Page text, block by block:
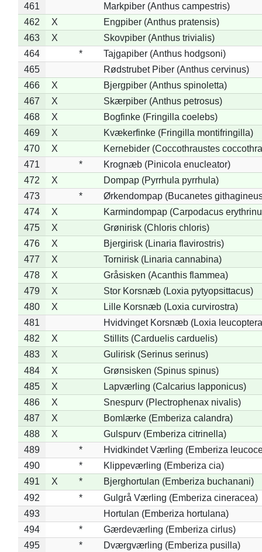
461
Markpiber (Anthus campestris)
462
X
Engpiber (Anthus pratensis)
463
X
Skovpiber (Anthus trivialis)
464
*
Tajgapiber (Anthus hodgsoni)
465
Rødstrubet Piber (Anthus cervinus)
466
X
Bjergpiber (Anthus spinoletta)
467
X
Skærpiber (Anthus petrosus)
468
X
Bogfinke (Fringilla coelebs)
469
X
Kvækerfinke (Fringilla montifringilla)
470
X
Kernebider (Coccothraustes
471
*
Krognæb (Pinicola enucleator)
472
X
Dompap (Pyrrhula pyrrhula)
473
*
Ørkendompap (Bucanetes
474
X
Karmindompap (Carpodacus
475
X
Grønirisk (Chloris chloris)
476
X
Bjergirisk (Linaria flavirostris)
477
X
Tornirisk (Linaria cannabina)
478
X
Gråsisken (Acanthis flammea)
479
X
Stor Korsnæb (Loxia pytyopsittacus)
480
X
Lille Korsnæb (Loxia curvirostra)
481
Hvidvinget Korsnæb (Loxia
482
X
Stillits (Carduelis carduelis)
483
X
Gulirisk (Serinus serinus)
484
X
Grønsisken (Spinus spinus)
485
X
Lapværling (Calcarius lapponicus)
486
X
Snespurv (Plectrophenax nivalis)
487
X
Bomlærke (Emberiza calandra)
488
X
Gulspurv (Emberiza citrinella)
489
*
Hvidkindet Værling (Emberiza
490
*
Klippeværling (Emberiza cia)
491
X *
Bjerghortulan (Emberiza buchanani)
492
*
Gulgrå Værling (Emberiza cineracea)
493
Hortulan (Emberiza hortulana)
494
*
Gærdeværling (Emberiza cirlus)
495
* Dværgværling (Emberiza pusilla)